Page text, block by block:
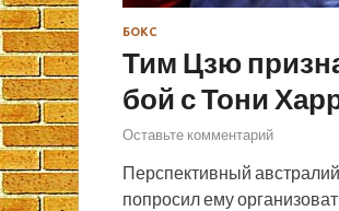
БОКС
Тим Цзю
бой с Тони
Оставьте комментарий
Перспективный
попросил ему